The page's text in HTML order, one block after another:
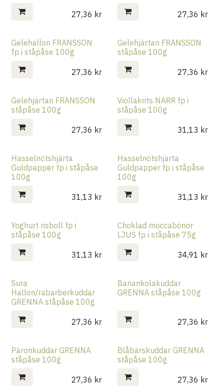
27,36 kr 27,36 kr
Gelehallon FRANSSON
fp i ståpåse 100g
27,36 kr
Gelehjärtan FRANSSON
ståpåse 100g
27,36 kr
Gelehjärtan FRANSSON
ståpåse 100g
27,36 kr
Viollakrits NARR fp i
ståpåse 100g
31,13 kr
Hasselnötshjärta
Guldpapper fp i ståpåse
100g
31,13 kr
Hasselnötshjärta
Guldpapper fp i ståpåse
100g
31,13 kr
Yoghurt risboll fp i
ståpåse 100g
31,13 kr
Choklad moccabönor
LJUS fp i ståpåse 75g
34,91 kr
Sura
Hallon/rabarberkuddar
GRENNA ståpåse 100g
27,36 kr
Banankolakuddar
GRENNA ståpåse 100g
27,36 kr
Päronkuddar GRENNA
ståpåse 100g
27,36 kr
Blåbärskuddar GRENNA
ståpåse 100g
27,36 kr